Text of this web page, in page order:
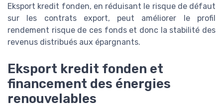
Eksport kredit fonden, en réduisant le risque de défaut
sur les contrats export, peut améliorer le profil
rendement risque de ces fonds et donc la stabilité des
revenus distribués aux épargnants.
Eksport kredit fonden et
financement des énergies
renouvelables